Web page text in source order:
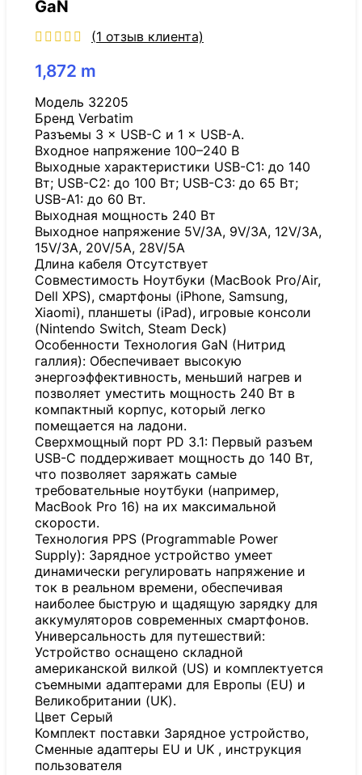
GaN
(1 отзыв клиента)
1,872 m
Модель 32205
Бренд Verbatim
Разъемы 3 × USB-C и 1 × USB-A.
Входное напряжение 100–240 В
Выходные характеристики USB-C1: до 140
Вт; USB-C2: до 100 Вт; USB-C3: до 65 Вт;
USB-A1: до 60 Вт.
Выходная мощность 240 Вт
Выходное напряжение 5V/3A, 9V/3A, 12V/3A,
15V/3A, 20V/5A, 28V/5A
Длина кабеля Отсутствует
Совместимость Ноутбуки (MacBook Pro/Air,
Dell XPS), смартфоны (iPhone, Samsung,
Xiaomi), планшеты (iPad), игровые консоли
(Nintendo Switch, Steam Deck)
Особенности Технология GaN (Нитрид
галлия): Обеспечивает высокую
энергоэффективность, меньший нагрев и
позволяет уместить мощность 240 Вт в
компактный корпус, который легко
помещается на ладони.
Сверхмощный порт PD 3.1: Первый разъем
USB-C поддерживает мощность до 140 Вт,
что позволяет заряжать самые
требовательные ноутбуки (например,
MacBook Pro 16) на их максимальной
скорости.
Технология PPS (Programmable Power
Supply): Зарядное устройство умеет
динамически регулировать напряжение и
ток в реальном времени, обеспечивая
наиболее быструю и щадящую зарядку для
аккумуляторов современных смартфонов.
Универсальность для путешествий:
Устройство оснащено складной
американской вилкой (US) и комплектуется
съемными адаптерами для Европы (EU) и
Великобритании (UK).
Цвет Серый
Комплект поставки Зарядное устройство,
Сменные адаптеры EU и UK , инструкция
пользователя